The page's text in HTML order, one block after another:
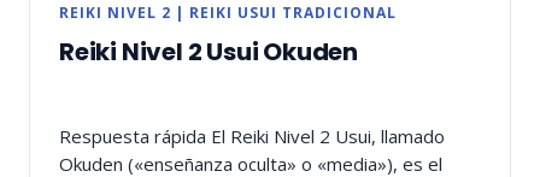
REIKI NIVEL 2 | REIKI USUI TRADICIONAL
Reiki Nivel 2 Usui Okuden
Respuesta rápida El Reiki Nivel 2 Usui, llamado
Okuden («enseñanza oculta» o «media»), es el